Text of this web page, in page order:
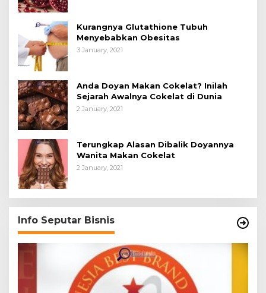
Kurangnya Glutathione Tubuh
Menyebabkan Obesitas
3 January, 2021
Anda Doyan Makan Cokelat? Inilah
Sejarah Awalnya Cokelat di Dunia
2 January, 2021
Terungkap Alasan Dibalik Doyannya
Wanita Makan Cokelat
2 January, 2021
Info Seputar Bisnis